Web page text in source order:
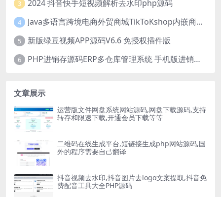
3 2024 抖音快手短视频解析去水印php源码
4 Java多语言跨境电商外贸商城TikToKshop内嵌商城I商家入驻I一键铺
5 新版绿豆视频APP源码V6.6 免授权插件版
6 PHP进销存源码ERP多仓库管理系统 手机版进销存 php网络版进销存小程序
文章展示
运营版文件网盘系统网站源码,网盘下载源码,支持
转存和限速下载,开通会员下载等等
二维码在线生成平台,短链接生成php网站源码,国
外的程序需要自己翻译
抖音视频去水印,抖音图片去logo文案提取,抖音免
费配音工具大全PHP源码